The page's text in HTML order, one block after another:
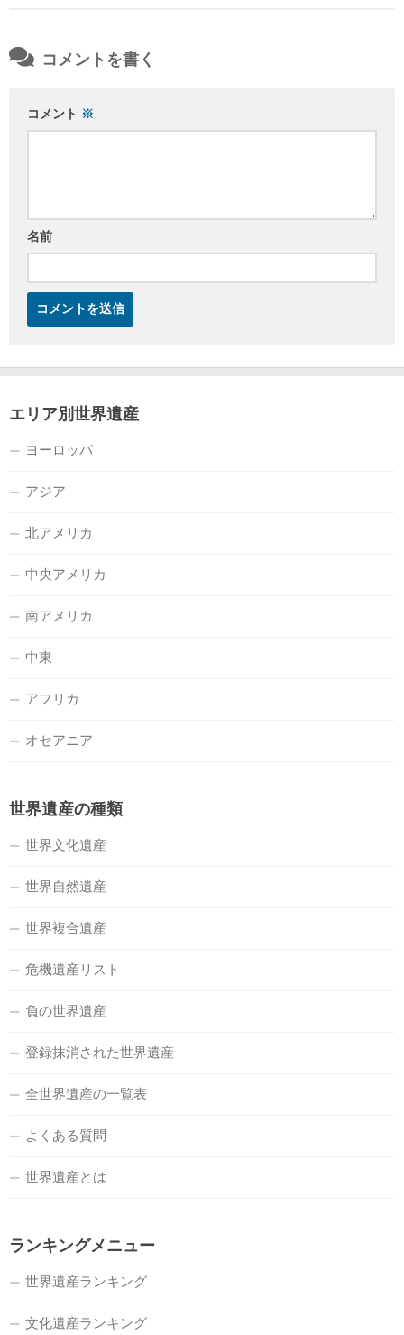
コメントを書く
コメント ※
名前
エリア別世界遺産
ヨーロッパ
アジア
北アメリカ
中央アメリカ
南アメリカ
中東
アフリカ
オセアニア
世界遺産の種類
世界文化遺産
世界自然遺産
世界複合遺産
危機遺産リスト
負の世界遺産
登録抹消された世界遺産
全世界遺産の一覧表
よくある質問
世界遺産とは
ランキングメニュー
世界遺産ランキング
文化遺産ランキング